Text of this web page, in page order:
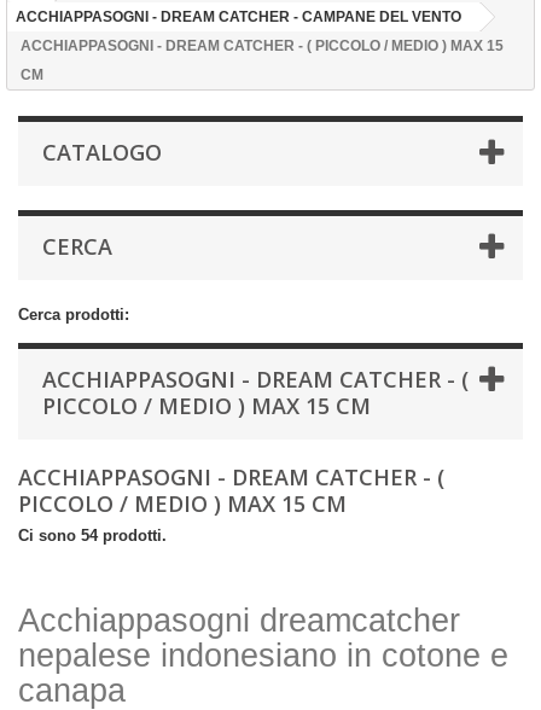
ACCHIAPPASOGNI - DREAM CATCHER - CAMPANE DEL VENTO
ACCHIAPPASOGNI - DREAM CATCHER - ( PICCOLO / MEDIO ) MAX 15
CM
CATALOGO
CERCA
Cerca prodotti:
ACCHIAPPASOGNI - DREAM CATCHER - (
PICCOLO / MEDIO ) MAX 15 CM
ACCHIAPPASOGNI - DREAM CATCHER - (
PICCOLO / MEDIO ) MAX 15 CM
Ci sono 54 prodotti.
Acchiappasogni dreamcatcher
nepalese indonesiano in cotone e
canapa